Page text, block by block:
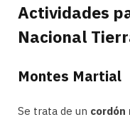
Actividades
Nacional
Montes Martial
Se trata de un cordón